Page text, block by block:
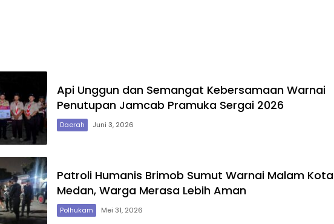
Api Unggun dan Semangat Kebersamaan Warnai
Penutupan Jamcab Pramuka Sergai 2026
Daerah Juni 3, 2026
Patroli Humanis Brimob Sumut Warnai Malam Kota
Medan, Warga Merasa Lebih Aman
Polhukam Mei 31, 2026